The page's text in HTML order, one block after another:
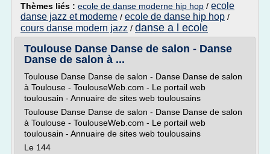
Thèmes liés : ecole de danse moderne hip hop / ecole
danse jazz et moderne / ecole de danse hip hop /
cours danse modern jazz / danse a l ecole
Toulouse Danse Danse de salon - Danse
Danse de salon à ...
Toulouse Danse Danse de salon - Danse Danse de salon
à Toulouse - ToulouseWeb.com - Le portail web
toulousain - Annuaire de sites web toulousains
Toulouse Danse Danse de salon - Danse Danse de salon
à Toulouse - ToulouseWeb.com - Le portail web
toulousain - Annuaire de sites web toulousains
Le 144